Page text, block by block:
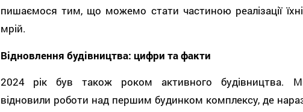
пишаємося тим, що можемо стати частиною реалізації
мрій.
Відновлення будівництва: цифри та факти
2024 рік був також роком активного будівництва.
відновили роботи над першим будинком комплексу, де